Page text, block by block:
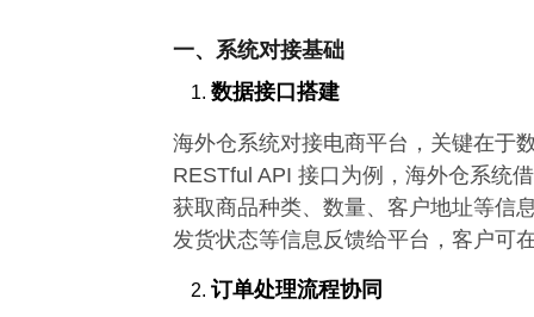
一、系统对接基础
数据接口搭建
海外仓系统对接电商平台，关键在于
RESTful API 接口为例，海外仓系统
获取商品种类、数量、客户地址等信
发货状态等信息反馈给平台，客户可
订单处理流程协同